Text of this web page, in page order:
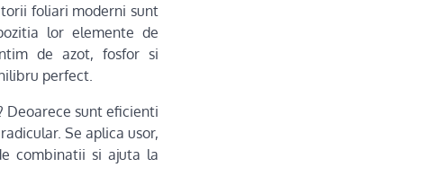
foliari moderni sunt
lor elemente de
de azot, fosfor si
perfect.
Deoarece sunt eficienti
Se aplica usor,
combinatii si ajuta la